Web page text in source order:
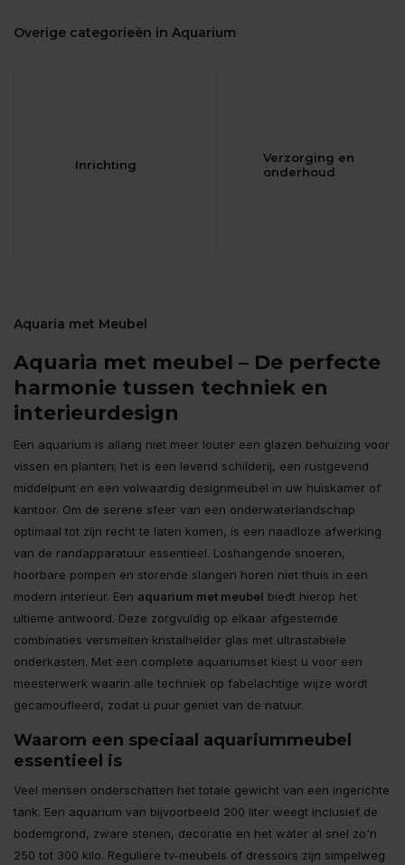
Overige categorieën in Aquarium
Inrichting
Verzorging en
onderhoud
Aquaria met Meubel
Aquaria met meubel – De perfecte
harmonie tussen techniek en
interieurdesign
Een aquarium is allang niet meer louter een glazen behuizing voor
vissen en planten; het is een levend schilderij, een rustgevend
middelpunt en een volwaardig designmeubel in uw huiskamer of
kantoor. Om de serene sfeer van een onderwaterlandschap
optimaal tot zijn recht te laten komen, is een naadloze afwerking
van de randapparatuur essentieel. Loshangende snoeren,
hoorbare pompen en storende slangen horen niet thuis in een
modern interieur. Een aquarium met meubel biedt hierop het
ultieme antwoord. Deze zorgvuldig op elkaar afgestemde
combinaties versmelten kristalhelder glas met ultrastabiele
onderkasten. Met een complete aquariumset kiest u voor een
meesterwerk waarin alle techniek op fabelachtige wijze wordt
gecamoufleerd, zodat u puur geniet van de natuur.
Waarom een speciaal aquariummeubel
essentieel is
Veel mensen onderschatten het totale gewicht van een ingerichte
tank. Een aquarium van bijvoorbeeld 200 liter weegt inclusief de
bodemgrond, zware stenen, decoratie en het water al snel zo'n
250 tot 300 kilo. Reguliere tv-meubels of dressoirs zijn simpelweg